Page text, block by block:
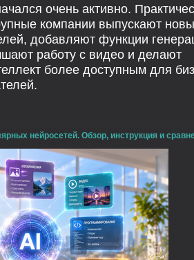
очень активно.
компании выпускают
добавляют функции
работу с видео и делают
более доступным для
нейросетей. Обзор, инструкция и